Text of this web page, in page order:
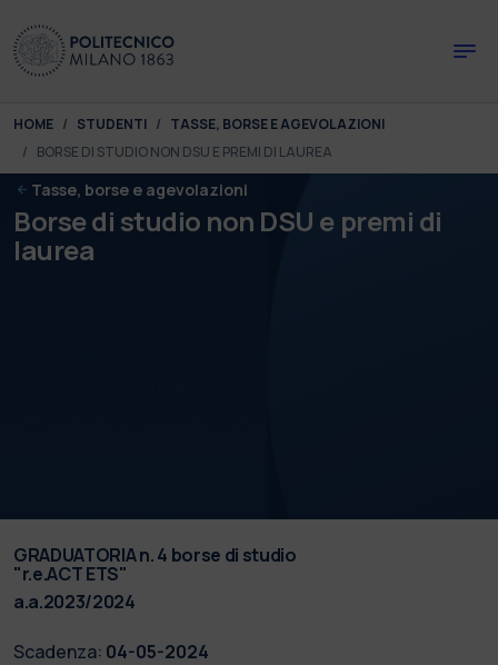
You are here:
HOME STUDENTI
TASSE, BORSE E AGEVOLAZIONI
BORSE DI STUDIO NON DSU E PREMI DI LAUREA
Tasse, borse e agevolazioni
Borse di studio non DSU e premi di
laurea
GRADUATORIA n. 4 borse di studio
"r.e.ACT ETS"
a.a.2023/2024
Scadenza: 04-05-2024